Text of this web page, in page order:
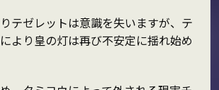
テゼレットは意識を失いますが、テ
より皇の灯は再び不安定に揺れ始め